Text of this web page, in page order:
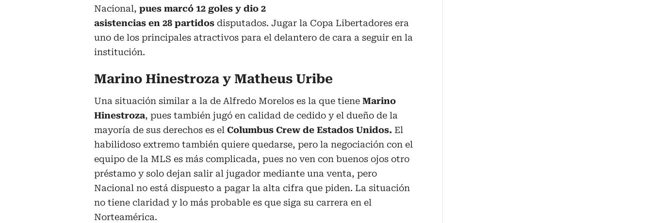
Nacional, pues marcó 12 goles y dio 2
asistencias en 28 partidos disputados. Jugar la Copa Libertadores era
uno de los principales atractivos para el delantero de cara a seguir en la
institución.
Marino Hinestroza y Matheus Uribe
Una situación similar a la de Alfredo Morelos es la que tiene Marino
Hinestroza, pues también jugó en calidad de cedido y el dueño de la
mayoría de sus derechos es el Columbus Crew de Estados Unidos. El
habilidoso extremo también quiere quedarse, pero la negociación con el
equipo de la MLS es más complicada, pues no ven con buenos ojos otro
préstamo y solo dejan salir al jugador mediante una venta, pero
Nacional no está dispuesto a pagar la alta cifra que piden. La situación
no tiene claridad y lo más probable es que siga su carrera en el
Norteamérica.